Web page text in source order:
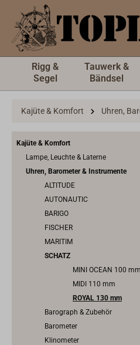
springen
Rigg &
Segel
Tauwerk &
Bändsel
Kajüte & Komfort Uhren,
Kajüte & Komfort
Lampe, Leuchte & Laterne
Uhren, Barometer & Instrumente
ALTITUDE
AUTONAUTIC
BARIGO
FISCHER
MARITIM
SCHATZ
MINI OCEAN 100 mm
MIDI 110 mm
ROYAL 130 mm
Barograph & Zubehör
Barometer
Klinometer